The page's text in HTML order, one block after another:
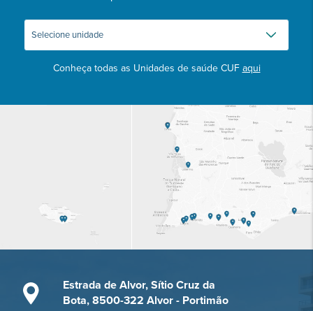
Conheça todas as Unidades de saúde CUF aqui
Estrada de Alvor, Sítio Cruz da
Bota, 8500-322 Alvor - Portimão